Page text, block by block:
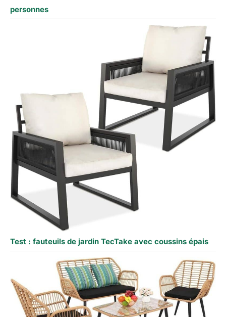
personnes
Test : fauteuils de jardin TecTake avec coussins épais